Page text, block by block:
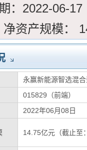
： 2022-06-17
净资产规模：
永赢新能源智选混
015829（前端）
2022年06月08日
14.75亿元（截止至